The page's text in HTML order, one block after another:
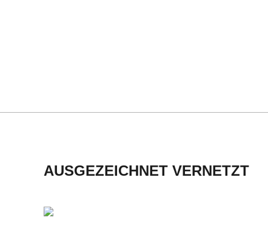
I
D
AUSGEZEICHNET VERNETZT